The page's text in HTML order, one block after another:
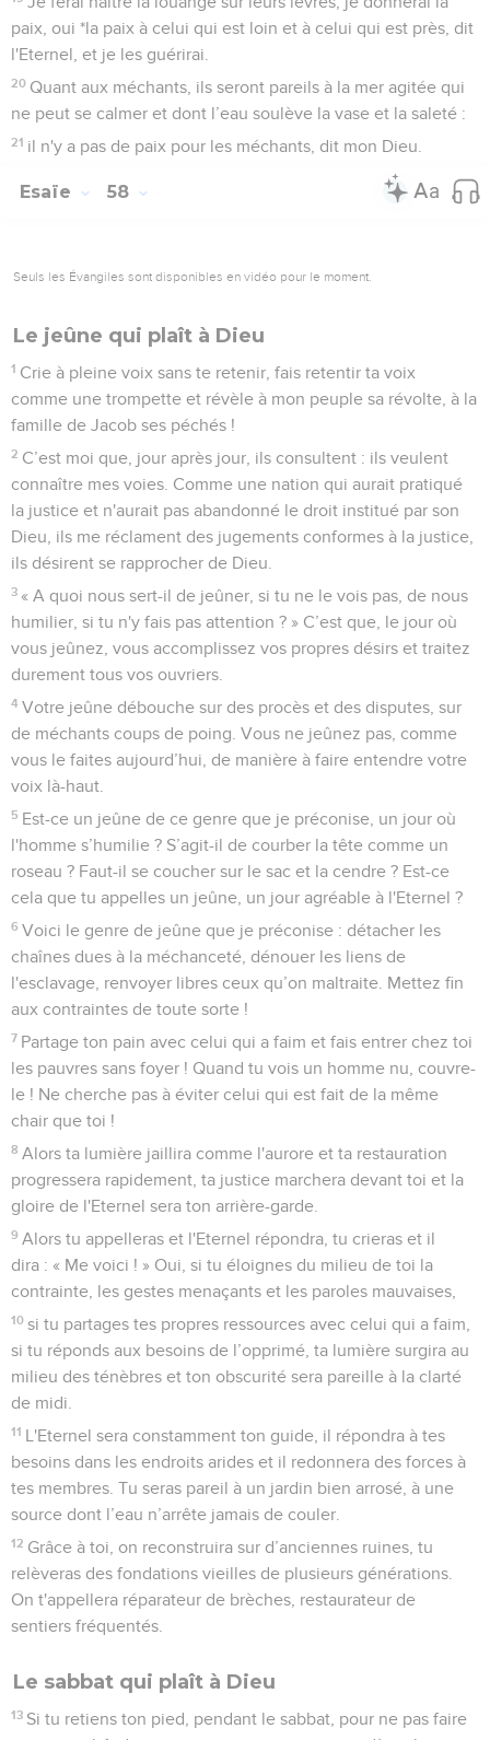
paix, oui *la paix à celui qui est loin et à celui qui est près, dit
l'Eternel, et je les guérirai.
20 Quant aux méchants, ils seront pareils à la mer agitée qui
ne peut se calmer et dont l’eau soulève la vase et la saleté :
21 il n'y a pas de paix pour les méchants, dit mon Dieu.
Esaïe 58
Seuls les Évangiles sont disponibles en vidéo pour le moment.
Le jeûne qui plaît à Dieu
1 Crie à pleine voix sans te retenir, fais retentir ta voix
comme une trompette et révèle à mon peuple sa révolte, à la
famille de Jacob ses péchés !
2 C’est moi que, jour après jour, ils consultent : ils veulent
connaître mes voies. Comme une nation qui aurait pratiqué
la justice et n'aurait pas abandonné le droit institué par son
Dieu, ils me réclament des jugements conformes à la justice,
ils désirent se rapprocher de Dieu.
3 « A quoi nous sert-il de jeûner, si tu ne le vois pas, de nous
humilier, si tu n'y fais pas attention ? » C’est que, le jour où
vous jeûnez, vous accomplissez vos propres désirs et traitez
durement tous vos ouvriers.
4 Votre jeûne débouche sur des procès et des disputes, sur
de méchants coups de poing. Vous ne jeûnez pas, comme
vous le faites aujourd’hui, de manière à faire entendre votre
voix là-haut.
5 Est-ce un jeûne de ce genre que je préconise, un jour où
l'homme s’humilie ? S’agit-il de courber la tête comme un
roseau ? Faut-il se coucher sur le sac et la cendre ? Est-ce
cela que tu appelles un jeûne, un jour agréable à l'Eternel ?
6 Voici le genre de jeûne que je préconise : détacher les
chaînes dues à la méchanceté, dénouer les liens de
l'esclavage, renvoyer libres ceux qu’on maltraite. Mettez fin
aux contraintes de toute sorte !
7 Partage ton pain avec celui qui a faim et fais entrer chez toi
les pauvres sans foyer ! Quand tu vois un homme nu, couvre-
le ! Ne cherche pas à éviter celui qui est fait de la même
chair que toi !
8 Alors ta lumière jaillira comme l'aurore et ta restauration
progressera rapidement, ta justice marchera devant toi et la
gloire de l'Eternel sera ton arrière-garde.
9 Alors tu appelleras et l'Eternel répondra, tu crieras et il
dira : « Me voici ! » Oui, si tu éloignes du milieu de toi la
contrainte, les gestes menaçants et les paroles mauvaises,
10 si tu partages tes propres ressources avec celui qui a faim,
si tu réponds aux besoins de l’opprimé, ta lumière surgira au
milieu des ténèbres et ton obscurité sera pareille à la clarté
de midi.
11 L'Eternel sera constamment ton guide, il répondra à tes
besoins dans les endroits arides et il redonnera des forces à
tes membres. Tu seras pareil à un jardin bien arrosé, à une
source dont l’eau n’arrête jamais de couler.
12 Grâce à toi, on reconstruira sur d’anciennes ruines, tu
relèveras des fondations vieilles de plusieurs générations.
On t'appellera réparateur de brèches, restaurateur de
sentiers fréquentés.
Le sabbat qui plaît à Dieu
13 Si tu retiens ton pied, pendant le sabbat, pour ne pas faire